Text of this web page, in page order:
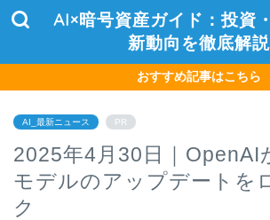
AI×暗号資産ガイド：投資
新動向を徹底解説
おすすめ記事はこちら
AI_最新ニュース PR
2025年4月30日｜OpenAI
モデルのアップデートを
ク